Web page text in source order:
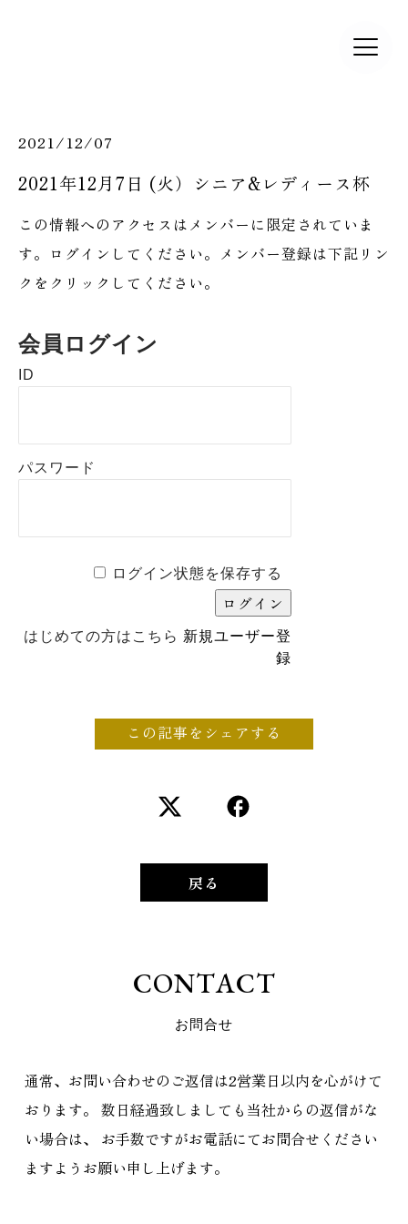
2021/12/07
2021年12月7日 (火）シニア&レディース杯
この情報へのアクセスはメンバーに限定されていま
す。ログインしてください。メンバー登録は下記リン
クをクリックしてください。
会員ログイン
ID
パスワード
ログイン状態を保存する
はじめての方はこちら 新規ユーザー登
録
この記事をシェアする
戻る
CONTACT
お問合せ
通常、お問い合わせのご返信は2営業日以内を心がけて
おります。 数日経過致しましても当社からの返信がな
い場合は、
お手数ですがお電話にてお問合せください
ますようお願い申し上げます。